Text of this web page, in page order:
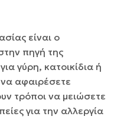
είναι ο
πηγή της
γύρη, κατοικίδια ή
αφαιρέσετε
τρόποι να μειώσετε
για την αλλεργία